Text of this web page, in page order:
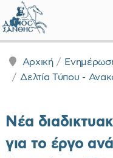
Αρχική
Δελτία Τύπου -
Νέα
για το έργο